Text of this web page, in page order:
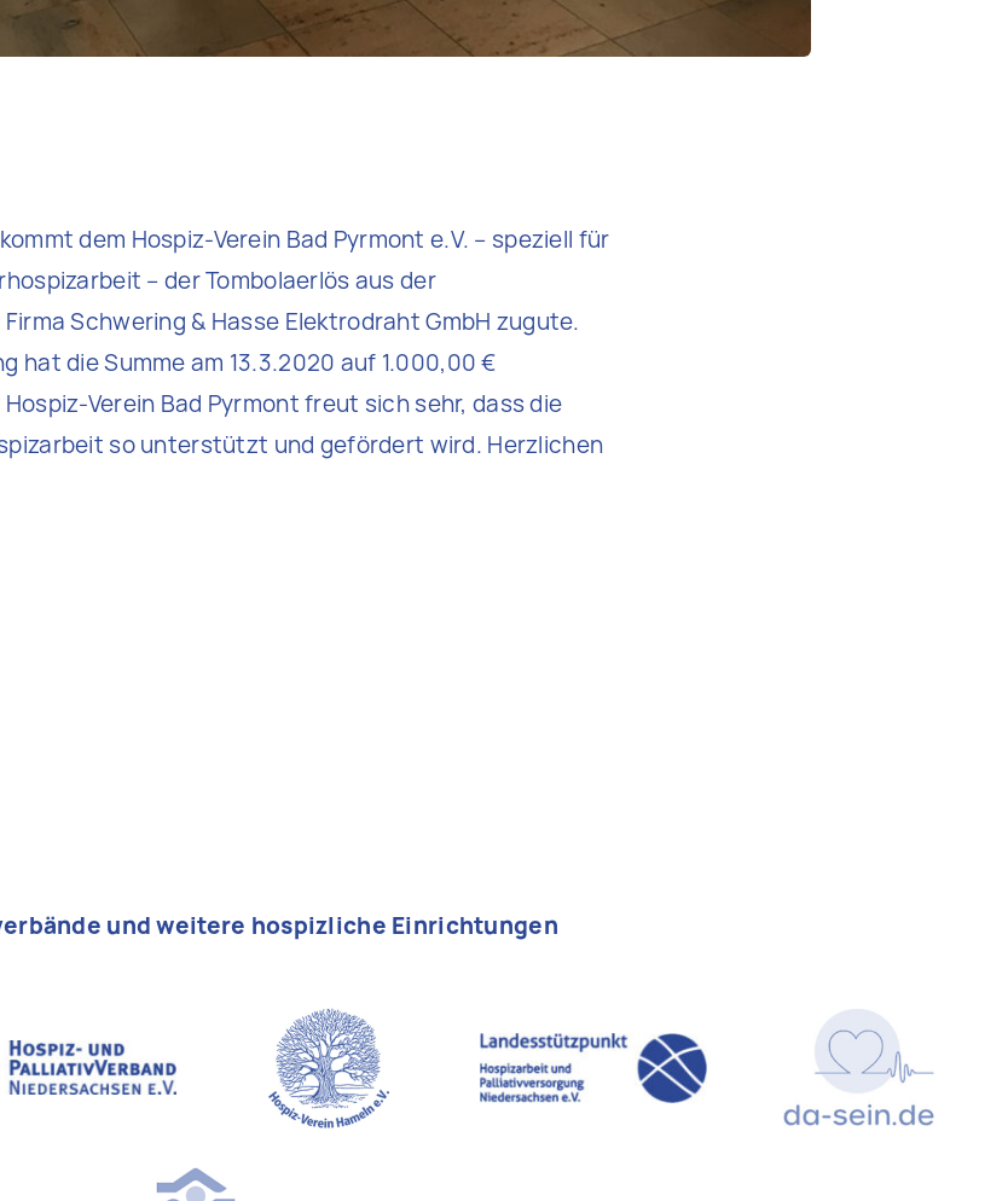
dem Hospiz-Verein Bad Pyrmont e.V. – speziell für
– der Tombolaerlös aus der
Schwering & Hasse Elektrodraht GmbH zugute.
hat die Summe am 13.3.2020 auf 1.000,00 €
Verein Bad Pyrmont freut sich sehr, dass die
so unterstützt und gefördert wird. Herzlichen
und weitere hospizliche Einrichtungen